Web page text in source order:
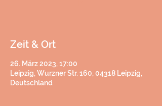
Zeit & Ort
26. März 2023, 17:00
Leipzig, Wurzner Str. 160, 04318 Leipzig,
Deutschland